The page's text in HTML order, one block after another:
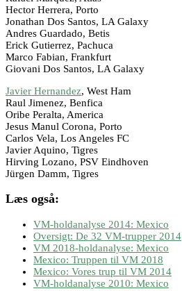
Hector Herrera, Porto
Jonathan Dos Santos, LA Galaxy
Andres Guardado, Betis
Erick Gutierrez, Pachuca
Marco Fabian, Frankfurt
Giovani Dos Santos, LA Galaxy
Javier Hernandez, West Ham
Raul Jimenez, Benfica
Oribe Peralta, America
Jesus Manul Corona, Porto
Carlos Vela, Los Angeles FC
Javier Aquino, Tigres
Hirving Lozano, PSV Eindhoven
Jürgen Damm, Tigres
Læs også:
VM-holdanalyse 2014: Mexico
Oversigt: De 32 VM-trupper 2014
VM 2018-holdanalyse: Mexico
Mexico: Truppen til VM 2018
Mexico: Vores trup til VM 2014
VM-holdanalyse 2010: Mexico